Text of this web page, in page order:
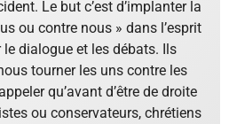
Le but c’est d’implanter la
ou contre nous » dans l’esprit
dialogue et les débats. Ils
tourner les uns contre les
qu’avant d’être de droite
ou conservateurs, chrétiens